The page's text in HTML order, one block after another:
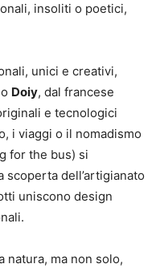
insoliti o poetici,
unici e creativi,
Doiy, dal francese
e tecnologici
i viaggi o il nomadismo
for the bus) si
dell’artigianato
uniscono design
natura, ma non solo,